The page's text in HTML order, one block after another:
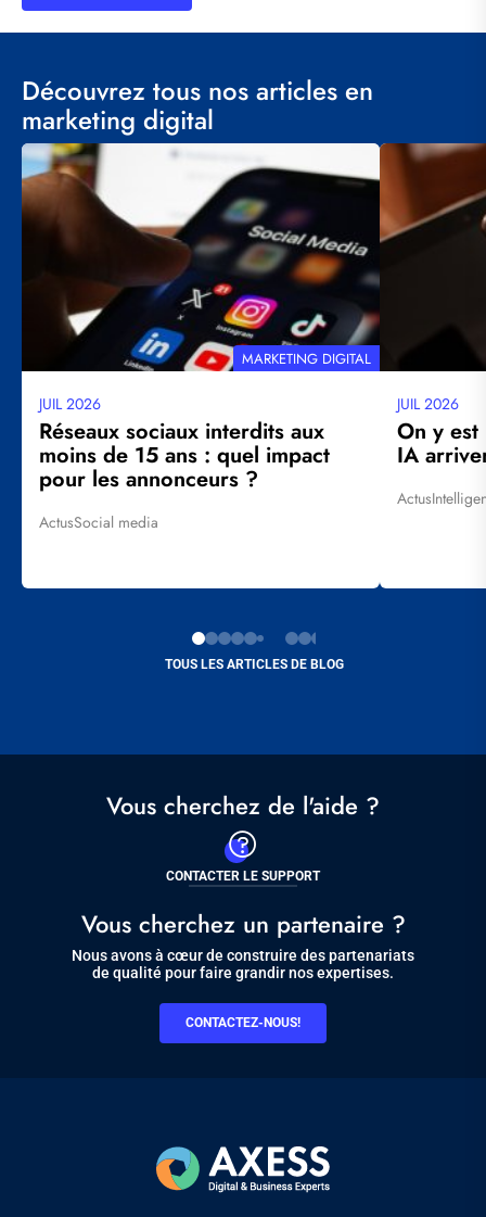
Découvrez tous nos articles en
marketing digital
TOUS LES ARTICLES DE BLOG
Visuel
principal
THÉMATIQUE
MARKETING DIGITAL
Date
mise
à
jour
JUIL 2026
Réseaux sociaux interdits aux
moins de 15 ans : quel impact
pour les annonceurs ?
Tags
ActusSocial media
Visuel
Date
mise
à
jour
JUIL 2026
On y
IA
Tags
Actus
Vous cherchez de l'aide ?
CONTACTER LE SUPPORT
Vous cherchez un partenaire ?
Nous avons à cœur de construire des partenariats
de qualité pour faire grandir nos expertises.
CONTACTEZ-NOUS!